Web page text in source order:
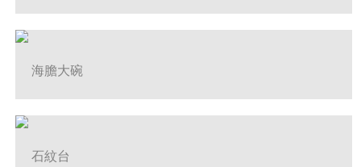
海膽大碗
石紋台